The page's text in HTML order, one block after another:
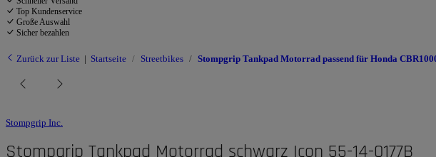
Top Kundenservice
Große Auswahl
Sicher bezahlen
Zurück zur Liste Startseite Streetbikes Stompgrip Tankpad Motorrad passend für Honda
Stompgrip Inc.
Stompgrip Tankpad Motorrad schwarz Icon 55-14-0177B